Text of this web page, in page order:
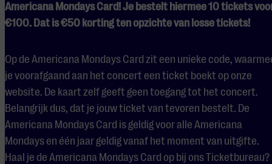
Americana Mondays Card! Je bestelt hiermee 10 tickets
€100. Dat is €50 korting ten opzichte van losse tickets!
Op de Americana Mondays Card zit een unieke code,
je voorafgaand aan het concert een ticket boekt op onze
website. De kaart zelf geeft geen toegang tot het concert.
Belangrijk dus, dat je jouw ticket van tevoren bestelt. De
Americana Mondays Card is geldig voor alle Americana
Mondays en één jaar geldig vanaf het moment van uitgifte.
Haal je de Americana Mondays Card op bij ons Ticketbureau?